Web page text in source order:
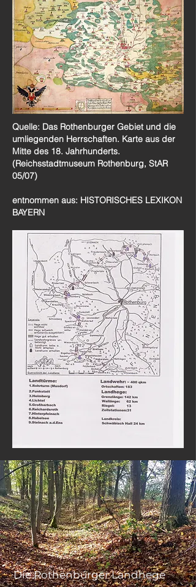
Quelle: Das Rothenburger Gebiet und die
umliegenden Herrschaften. Karte aus der
Mitte des 18. Jahrhunderts.
(Reichsstadtmuseum Rothenburg, StAR
05/07)
entnommen aus: HISTORISCHES LEXIKON
BAYERN
Die Rothenburger Landhege